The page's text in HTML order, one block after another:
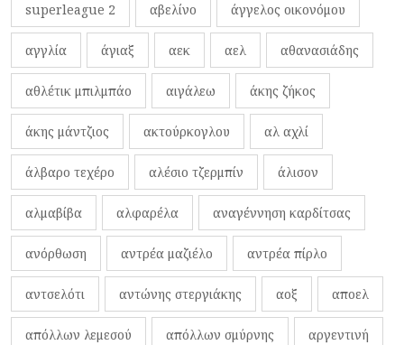
superleague 2 αβελίνο άγγελος οικονόμου
αγγλία άγιαξ αεκ αελ αθανασιάδης
αθλέτικ μπιλμπάο αιγάλεω άκης ζήκος
άκης μάντζιος ακτούρκογλου αλ αχλί
άλβαρο τεχέρο αλέσιο τζερμπίν άλισον
αλμαβίβα αλφαρέλα αναγέννηση καρδίτσας
ανόρθωση αντρέα μαζιέλο αντρέα πίρλο
αντσελότι αντώνης στεργιάκης αοξ αποελ
απόλλων λεμεσού απόλλων σμύρνης αργεντινή